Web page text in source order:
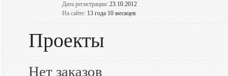
Дата регистрации: 23.10.2012
На сайте: 13 года 10 месяцев
Проекты
Нет заказов